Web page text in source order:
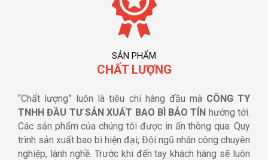
SẢN PHẨM
CHẤT LƯỢNG
“Chất lượng” luôn là tiêu chí hàng đầu mà CÔNG TY
TNHH ĐẦU TƯ SẢN XUẤT BAO BÌ BẢO TÍN hướng tới.
Các sản phẩm của chúng tôi được in ấn thông qua: Quy
trình sản xuất bao bì hiện đại; Đội ngũ nhân công chuyên
nghiệp, lành nghề. Trước khi đến tay khách hàng sẽ luôn